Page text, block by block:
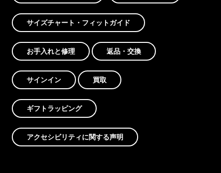
サイズチャート・フィットガイド
お手入れと修理 返品・交換
サインイン 買取
ギフトラッピング
アクセシビリティに関する声明